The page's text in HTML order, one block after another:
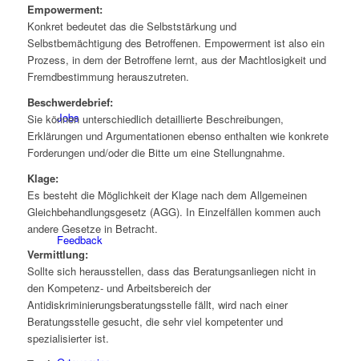
Jobs
Feedback
Empowerment:
Konkret bedeutet das die Selbststärkung und
Selbstbemächtigung des Betroffenen. Empowerment ist also ein
Prozess, in dem der Betroffene lernt, aus der Machtlosigkeit und
Fremdbestimmung herauszutreten.
Beschwerdebrief:
Sie können unterschiedlich detaillierte Beschreibungen,
Erklärungen und Argumentationen ebenso enthalten wie konkrete
Forderungen und/oder die Bitte um eine Stellungnahme.
Klage:
Es besteht die Möglichkeit der Klage nach dem Allgemeinen
Gleichbehandlungsgesetz (AGG). In Einzelfällen kommen auch
andere Gesetze in Betracht.
Vermittlung:
Sollte sich herausstellen, dass das Beratungsanliegen nicht in
den Kompetenz- und Arbeitsbereich der
Antidiskriminierungsberatungsstelle fällt, wird nach einer
Beratungsstelle gesucht, die sehr viel kompetenter und
spezialisierter ist.